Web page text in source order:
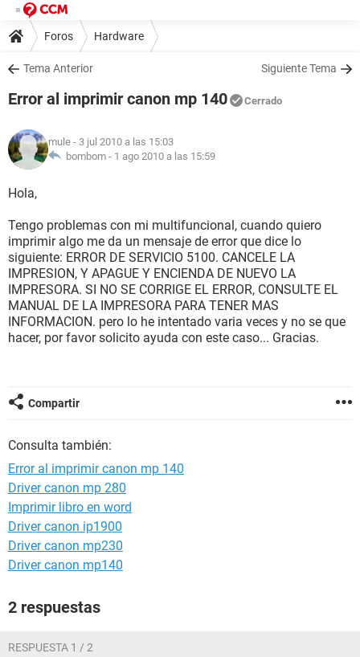
Foros Hardware
Tema Anterior Siguiente Tema
Error al imprimir canon mp 140 Cerrado
mule - 3 jul 2010 a las 15:03
bombom - 1 ago 2010 a las 15:59
Hola,
Tengo problemas con mi multifuncional, cuando quiero
imprimir algo me da un mensaje de error que dice lo
siguiente: ERROR DE SERVICIO 5100. CANCELE LA
IMPRESION, Y APAGUE Y ENCIENDA DE NUEVO LA
IMPRESORA. SI NO SE CORRIGE EL ERROR, CONSULTE EL
MANUAL DE LA IMPRESORA PARA TENER MAS
INFORMACION. pero lo he intentado varia veces y no se que
hacer, por favor solicito ayuda con este caso... Gracias.
Compartir
Consulta también:
Error al imprimir canon mp 140
Driver canon mp 280
Imprimir libro en word
Driver canon ip1900
Driver canon mp230
Driver canon mp140
2 respuestas
RESPUESTA 1 / 2